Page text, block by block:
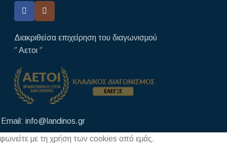
Διακριθείσα επιχείρηση του διαγωνισμού
‘’ Αετοι ‘’
info@landinos.gr
με τη χρήση των cookies από εμάς.